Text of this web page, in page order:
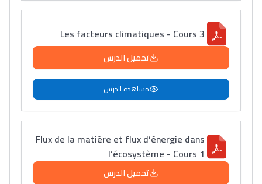
Les facteurs climatiques - Cours 3
تحميل الدرس
مشاهدة الدرس
Flux de la matière et flux d’énergie dans
l’écosystème - Cours 1
تحميل الدرس